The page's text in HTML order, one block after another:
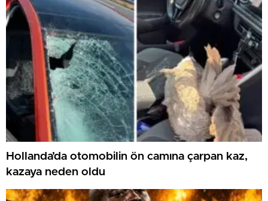
Hollanda’da otomobilin ön camına çarpan kaz,
kazaya neden oldu